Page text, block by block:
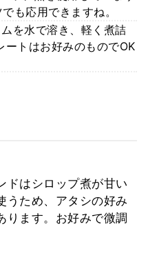
も応用できますね。
を水で溶き、軽く煮詰
トはお好みのものでOK
ドはシロップ煮が甘い
うため、アタシの好み
ります。お好みで微調